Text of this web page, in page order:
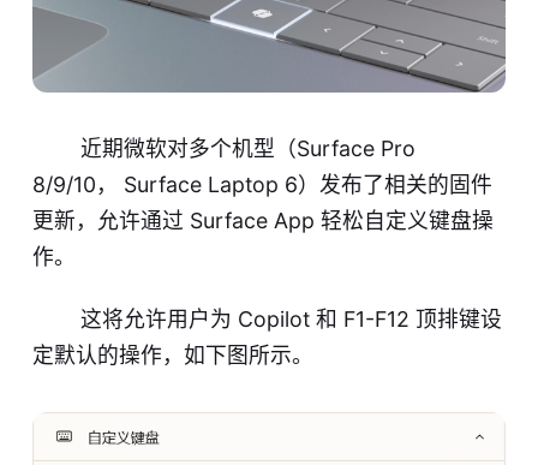
近期微软对多个机型（Surface Pro
8/9/10， Surface Laptop 6）发布了相关的固件
更新，允许通过 Surface App 轻松自定义键盘操
作。
这将允许用户为 Copilot 和 F1-F12 顶排键设
定默认的操作，如下图所示。